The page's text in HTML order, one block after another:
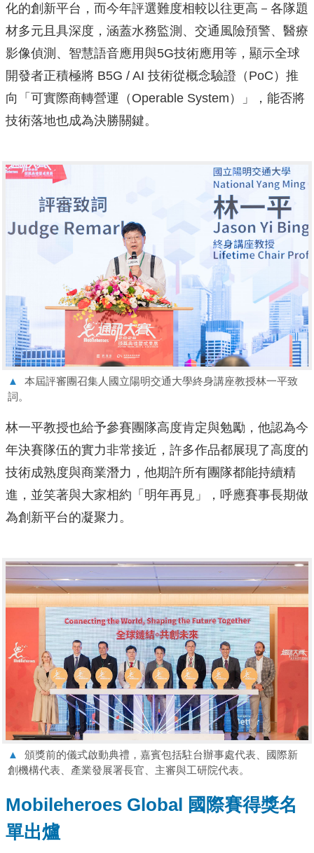
化的創新平台，而今年評選難度相較以往更高－各隊題
材多元且具深度，涵蓋水務監測、交通風險預警、醫療
影像偵測、智慧語音應用與5G技術應用等，顯示全球
開發者正積極將 B5G / AI 技術從概念驗證（PoC）推
向「可實際商轉營運（Operable System）」，能否將
技術落地也成為決勝關鍵。
▲
本屆評審團召集人國立陽明交通大學終身講座教授林一平致
詞。
林一平教授也給予參賽團隊高度肯定與勉勵，他認為今
年決賽隊伍的實力非常接近，許多作品都展現了高度的
技術成熟度與商業潛力，他期許所有團隊都能持續精
進，並笑著與大家相約「明年再見」，呼應賽事長期做
為創新平台的凝聚力。
▲
頒獎前的儀式啟動典禮，嘉賓包括駐台辦事處代表、國際新
創機構代表、產業發展署長官、主審與工研院代表。
Mobileheroes Global 國際賽得獎名
單出爐